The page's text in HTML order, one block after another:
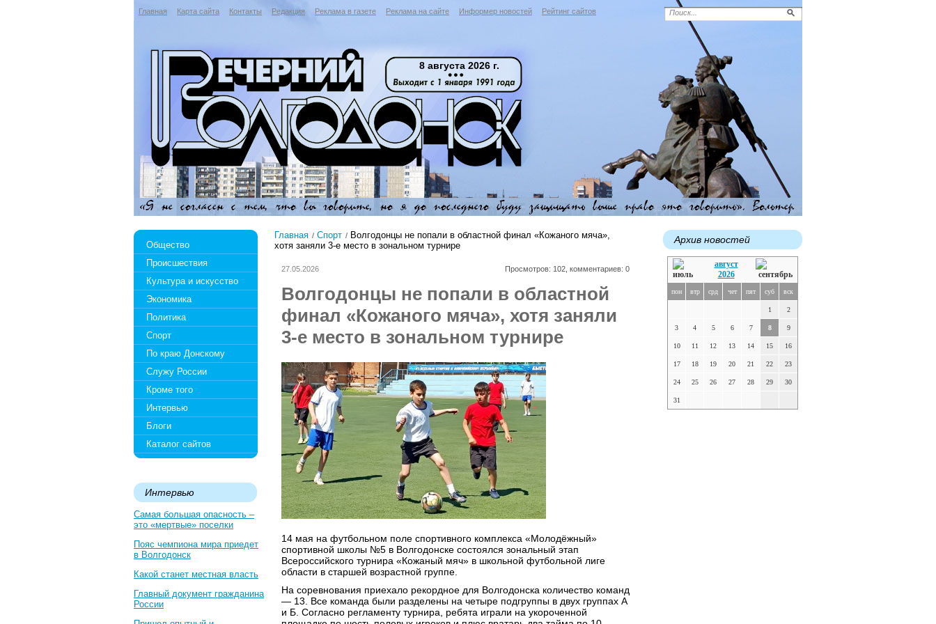
Главная Карта сайта Контакты Редакция Реклама в газете Реклама на сайте Информер новостей Рейтинг сайтов
8 августа 2026 г.
Общество
Происшествия
Культура и искусство
Экономика
Политика
Спорт
По краю Донскому
Служу России
Кроме того
Интервью
Блоги
Каталог сайтов
Интервью
Самая большая опасность –
это «мертвые» поселки
Пояс чемпиона мира приедет
в Волгодонск
Какой станет местная власть
Главный документ гражданина
России
Главная Спорт
Волгодонцы не попали в областной финал «Кожаного мяча»,
хотя заняли 3-е место в зональном турнире
27.05.2026 Просмотров: 102, комментариев: 0
Волгодонцы не попали в областной
финал «Кожаного мяча», хотя заняли
3-е место в зональном турнире
14 мая на футбольном поле спортивного комплекса «Молодёжный»
спортивной школы №5 в Волгодонске состоялся зональный этап
Всероссийского турнира «Кожаный мяч» в школьной футбольной лиге
области в старшей возрастной группе.
На соревнования приехало рекордное для Волгодонска количество команд
— 13. Все команда были разделены на четыре подгруппы в двух группах А
и Б. Согласно регламенту турнира, ребята играли на укороченной
Архив новостей
август
2026
пон втр срд чет пят суб вск
1 2
3 4 5 6 7 8 9
10 11 12 13 14 15 16
17 18 19 20 21 22 23
24 25 26 27 28 29 30
31